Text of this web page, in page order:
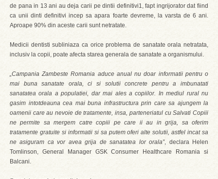
de pana in 13 ani au deja carii pe dintii definitivi1, fapt ingrijorator dat fiind
ca unii dinti definitivi incep sa apara foarte devreme, la varsta de 6 ani.
Aproape 90% din aceste carii sunt netratate.
Medicii dentisti subliniaza ca orice problema de sanatate orala netratata,
inclusiv la copii, poate afecta starea generala de sanatate a organismului.
„Campania Zambeste Romania aduce anual nu doar informatii pentru o
mai buna sanatate orala, ci si solutii concrete pentru a imbunatati
sanatatea orala a populatiei, dar mai ales a copiilor. In mediul rural nu
gasim intotdeauna cea mai buna infrastructura prin care sa ajungem la
oamenii care au nevoie de tratamente, insa, parteneriatul cu Salvati Copiii
ne permite sa mergem catre copiii pe care ii au in grija, sa oferim
tratamente gratuite si informatii si sa putem oferi alte solutii, astfel incat sa
ne asiguram ca vor avea grija de sanatatea lor orala”, declara Helen
Tomlinson, General Manager GSK Consumer Healthcare Romania si
Balcani.